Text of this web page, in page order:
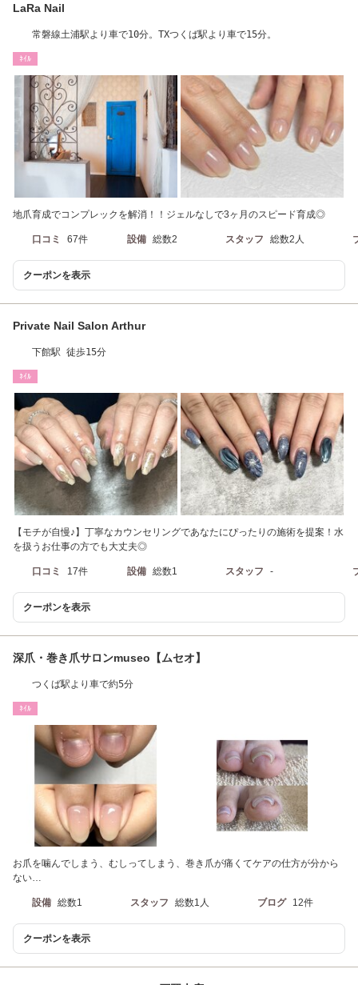
LaRa Nail
常磐線土浦駅より車で10分。TXつくば駅より車で15分。
ﾈｲﾙ
地爪育成でコンプレックを解消！！ジェルなしで3ヶ月のスピード育成◎
口コミ 67件 設備 総数2 スタッフ 総数2人
クーポンを表示
Private Nail Salon Arthur
下館駅 徒歩15分
ﾈｲﾙ
【モチが自慢♪】丁寧なカウンセリングであなたにぴったりの施術を提案！水
を扱うお仕事の方でも大丈夫◎
口コミ 17件 設備 総数1 スタッフ -
クーポンを表示
深爪・巻き爪サロンmuseo【ムセオ】
つくば駅より車で約5分
ﾈｲﾙ
お爪を噛んでしまう、むしってしまう、巻き爪が痛くてケアの仕方が分から
ない…
設備 総数1 スタッフ 総数1人 ブログ 12件
クーポンを表示